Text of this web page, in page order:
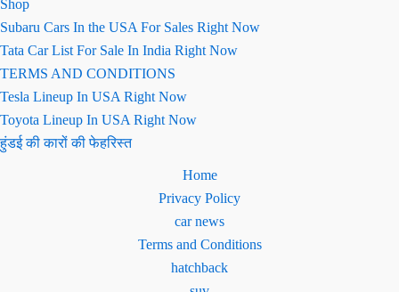
Shop
Subaru Cars In the USA For Sales Right Now
Tata Car List For Sale In India Right Now
TERMS AND CONDITIONS
Tesla Lineup In USA Right Now
Toyota Lineup In USA Right Now
हुंडई की कारों की फेहरिस्त
Home
Privacy Policy
car news
Terms and Conditions
hatchback